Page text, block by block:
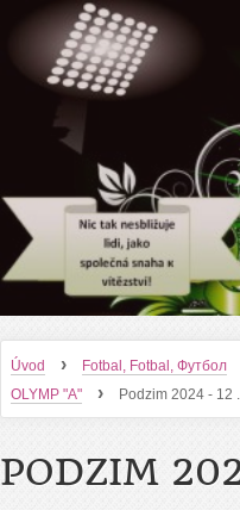
Úvod › Fotbal, Fotbal, Футбол
OLYMP "A"
› Podzim 2024 - 12
PODZIM